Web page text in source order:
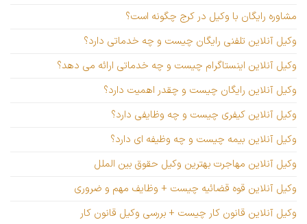
مشاوره رایگان با وکیل در کرج چگونه است؟
وکیل آنلاین تلفنی رایگان چیست و چه خدماتی دارد؟
وکیل آنلاین اینستاگرام چیست و چه خدماتی ارائه می دهد؟
وکیل آنلاین رایگان چیست و چقدر اهمیت دارد؟
وکیل آنلاین کیفری چیست و چه وظایفی دارد؟
وکیل آنلاین بیمه چیست و چه وظیفه ای دارد؟
وکیل آنلاین مهاجرت بهترین وکیل حقوق بین الملل
وکیل آنلاین قوه قضائیه چیست + وظایف مهم و ضروری
وکیل آنلاین قانون کار چیست + بررسی وکیل قانون کار